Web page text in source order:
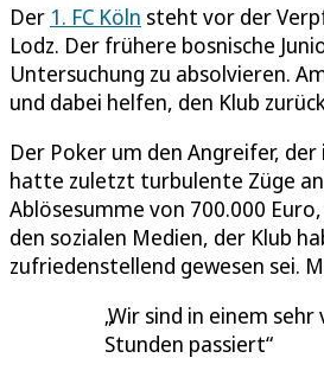
Der 1. FC Köln steht vor der
Lodz. Der frühere bosnische
Untersuchung zu absolvieren.
und dabei helfen, den Klub
Der Poker um den Angreifer,
hatte zuletzt turbulente Züge
Ablösesumme von 700.000
den sozialen Medien, der Klub
zufriedenstellend gewesen sei.
Wir sind in einem
Stunden passiert